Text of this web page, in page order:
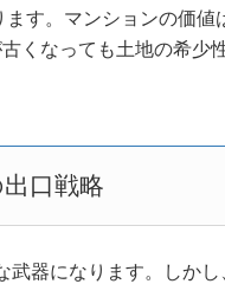
す。マンションの価値
くなっても土地の希少
口戦略
器になります。しかし